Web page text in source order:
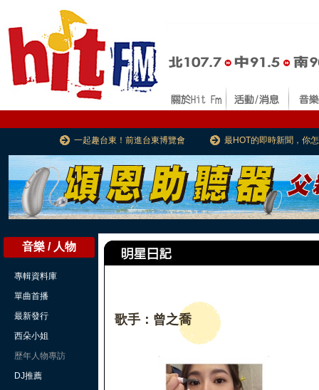
一起趣台東！前進台東博覽會 最HOT的即時新聞，你
音樂 / 人物
專輯資料庫
單曲首播
最新發行
西朵小姐
歷年人物專訪
DJ推薦
歌手：曾之喬